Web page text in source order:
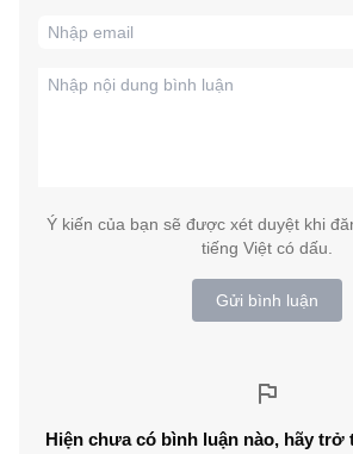
Ý kiến của bạn sẽ được xét duyệt khi
tiếng Việt có dấu.
Gửi bình luận
Hiện chưa có bình luận nào, hãy